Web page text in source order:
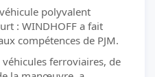
polyvalent
: WINDHOFF a fait
compétences de PJM.
ferroviaires, de